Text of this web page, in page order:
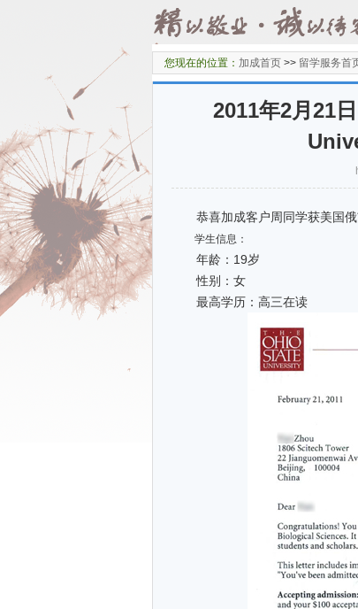
您现在的位置： 加成首页 >> 留学服务首
2011年2月21
恭喜加成客户周同学获美国俄
学生信息：
年龄：19岁
性别：女
最高学历：高三在读